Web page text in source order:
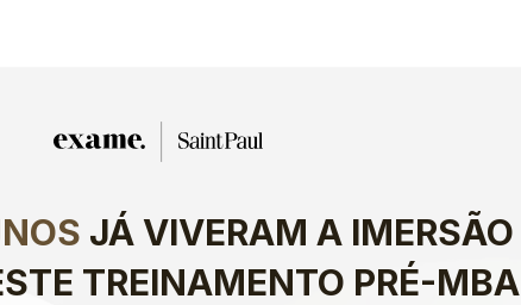
JÁ VIVERAM A IMERSÃO
TREINAMENTO PRÉ-MBA